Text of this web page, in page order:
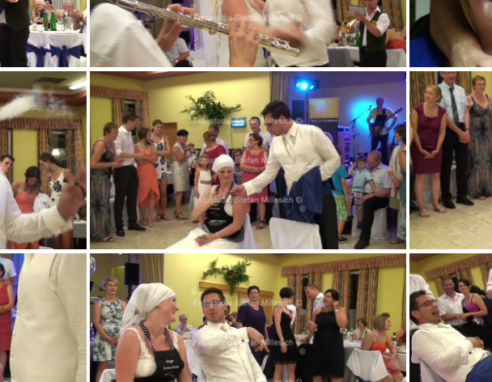
v 01m13s843
v 06m11s437